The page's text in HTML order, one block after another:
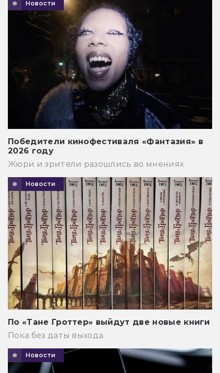
Новости
Победители кинофестиваля «Фантазия» в
2026 году
Жюри и зрители разошлись во мнениях
Новости
По «Тане Гроттер» выйдут две новые книги
Пока без даты выхода.
Новости